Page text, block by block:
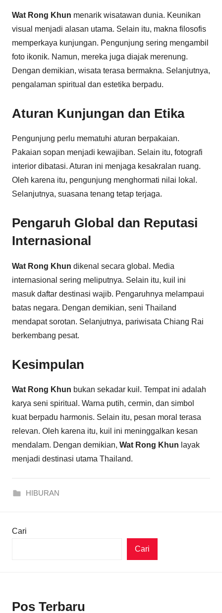
Wat Rong Khun menarik wisatawan dunia. Keunikan
visual menjadi alasan utama. Selain itu, makna filosofis
memperkaya kunjungan. Pengunjung sering mengambil
foto ikonik. Namun, mereka juga diajak merenung.
Dengan demikian, wisata terasa bermakna. Selanjutnya,
pengalaman spiritual dan estetika berpadu.
Aturan Kunjungan dan Etika
Pengunjung perlu mematuhi aturan berpakaian.
Pakaian sopan menjadi kewajiban. Selain itu, fotografi
interior dibatasi. Aturan ini menjaga kesakralan ruang.
Oleh karena itu, pengunjung menghormati nilai lokal.
Selanjutnya, suasana tenang tetap terjaga.
Pengaruh Global dan Reputasi
Internasional
Wat Rong Khun dikenal secara global. Media
internasional sering meliputnya. Selain itu, kuil ini
masuk daftar destinasi wajib. Pengaruhnya melampaui
batas negara. Dengan demikian, seni Thailand
mendapat sorotan. Selanjutnya, pariwisata Chiang Rai
berkembang pesat.
Kesimpulan
Wat Rong Khun bukan sekadar kuil. Tempat ini adalah
karya seni spiritual. Warna putih, cermin, dan simbol
kuat berpadu harmonis. Selain itu, pesan moral terasa
relevan. Oleh karena itu, kuil ini meninggalkan kesan
mendalam. Dengan demikian, Wat Rong Khun layak
menjadi destinasi utama Thailand.
HIBURAN
Cari
Cari
Pos Terbaru